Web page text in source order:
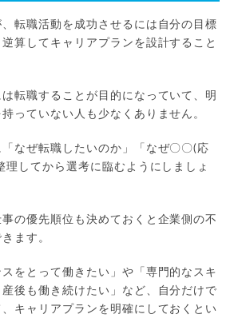
転職活動を成功させるには自分の目標
算してキャリアプランを設計すること
転職することが目的になっていて、明
っていない人も少なくありません。
なぜ転職したいのか」「なぜ〇〇(応
理してから選考に臨むようにしましょ
の優先順位も決めておくと企業側の不
ます。
スをとって働きたい」や「専門的なスキ
後も働き続けたい」など、自分だけで
キャリアプランを明確にしておくとい